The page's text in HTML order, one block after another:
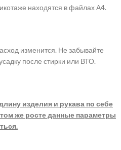
находятся в файлах А4.
изменится. Не забывайте
после стирки или ВТО.
изделия и рукава по себе
же росте данные параметры